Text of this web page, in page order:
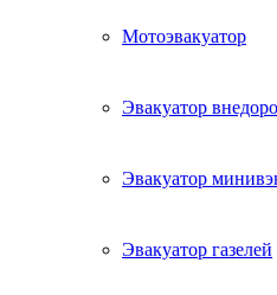
Мотоэвакуатор
Эвакуатор
Эвакуатор
Эвакуатор газелей